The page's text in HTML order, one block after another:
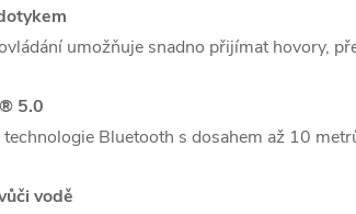
umožňuje snadno přijímat hovory,
5.0
technologie Bluetooth s dosahem až 10
vodě